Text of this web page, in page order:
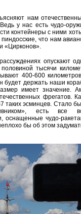
нам
Ведь у нас есть чудо-
контейнеры с ними
что нам
«Цирконов».
опускают
тысячи
400-600
будет держать наши
имеет значение.
фрегатов.
эсминцев. Стало
есть все
оснащенные чудо-
бы об этом